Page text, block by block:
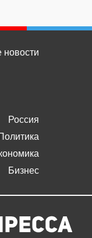
новости
Россия
Бизнес